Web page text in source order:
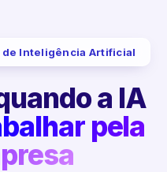
Inteligência Artificial
a IA
pela